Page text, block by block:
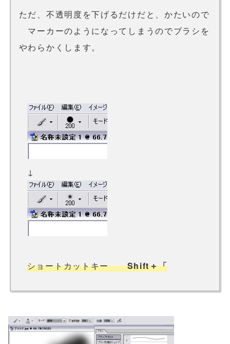
ただ、不透明度を下げるだけだと、かたいので
マーカーのようになってしまうのでブラシを
やわらかくします。
↓
ショートカットキーShift＋「